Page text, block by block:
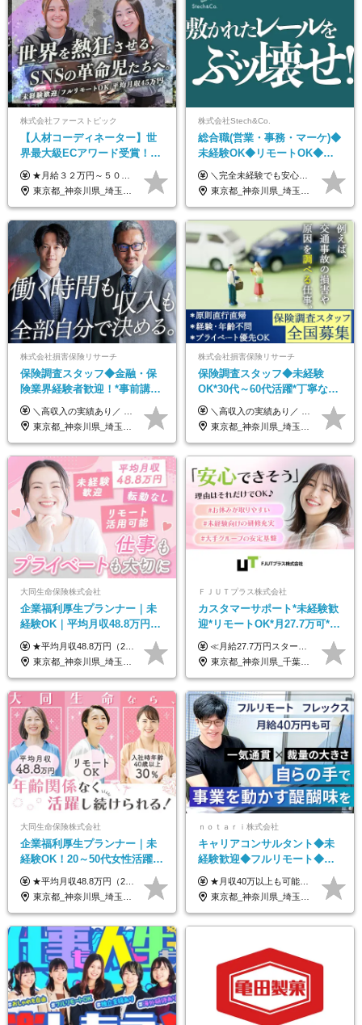
株式会社ファーストピック
【人材コーディネーター】世
界最大級ECアワード受賞！フ
ルリモート／未経験◎／月給
３２万円～／年休１３０日以
上／
★月給３２万円～５０万円＋インセンティブ賞与＋決算賞与★ （30時間の固定残業代、一律月54,750円を含む。超過分は支給） ※経験・スキルを考慮の上、決定 ※昇給：随時あり 【インセンティブについて】 自社サービスを提案し、サービス化した場合、一部の利益をインセンティブとして還元します。 試用期間中（6か月間）は、下記の給与となります。 【一都三県、大阪、名古屋、福岡の方】 月給２４万円～＋役職手当＋インセンティブ賞与 【一都三県以外の関東圏、九州、東北、北海道、その他地域の方】 月給２０万円～＋役職手当＋インセンティブ賞与 ※試用期間6ヶ月 ※試用期間中の待遇・福利厚生に差異はなし
東京都_神奈川県_埼玉県_千葉県_大阪府_愛知県_北海道_青森県_岩手県_宮城県_秋田県_山形県_福島県_茨城県_栃木県_群馬県_静岡県_岐阜県_三重県_兵庫県_京都府_滋賀県_奈良県_和歌山県_広島県_岡山県_鳥取県_島根県_山口県_福岡県_熊本県_佐賀県_長崎県_大分県_宮崎県_鹿児島県
株式会社Stech&Co.
総合職(営業・事務・マーケ)◆
未経験OK◆リモートOK◆学
歴不問◆20代活躍中！
＼完全未経験でも安心して年収UP可能です！／ -------------- 【1】営業 月給25万円～80万円＋賞与 【2】事務 月給21万円～50万円＋賞与 【3】マーケ 月給25万円～80万円＋賞与 ※試用期間3ヶ月間の待遇に変動はありません。 ※みなし残業代(月20時間分29,725円～)を含む。（※超過分は追加支給）
東京都_神奈川県_埼玉県_千葉県_大阪府_愛知県_北海道_青森県_岩手県_宮城県_秋田県_山形県_福島県_茨城県_栃木県_群馬県_新潟県_山梨県_長野県_富山県_石川県_福井県_静岡県_岐阜県_三重県_兵庫県_京都府_滋賀県_奈良県_和歌山県_広島県_岡山県_鳥取県_島根県_山口県_徳島県_香川県_愛媛県_高知県_福岡県_熊本県_佐賀県_長崎県_大分県_宮崎県_鹿児島県_沖縄県
株式会社損害保険リサーチ
保険調査スタッフ◆金融・保
険業界経験者歓迎！*事前講習
あり*30代～60代活躍*調査は
原則直行直帰*高収入可
＼高収入の実績あり／ なかには年収1000万円を超える方もいらっしゃいます！ 【完全出来高報酬制】 ★仕事に慣れるまで収入をサポート 1か月目：報酬が通常の2倍 2か月目：報酬が通常の1.5倍 ※災害に関する業務については、収入サポートの対象外 ※試用期間はありません ＊＊＊業務報酬の例＊＊＊ ・事故原因調査（4箇所確認）…1万5000円～ ・有無責／不正請求疑義調査（自動車案件）…2万円～ ・医療調査（1箇所確認）…1万7000円～ ・書類取付（1箇所訪問）…3000円～ ※上記は目安になります ※実際の報酬は業務報酬に応じた個々のスキル・実績を加味したものになります
東京都_神奈川県_埼玉県_千葉県_大阪府_愛知県_北海道_青森県_岩手県_宮城県_秋田県_山形県_福島県_茨城県_栃木県_群馬県_新潟県_山梨県_長野県_富山県_石川県_福井県_静岡県_岐阜県_三重県_兵庫県_京都府_滋賀県_奈良県_和歌山県_広島県_岡山県_鳥取県_島根県_山口県_徳島県_香川県_愛媛県_高知県_福岡県_熊本県_佐賀県_長崎県_大分県_宮崎県_鹿児島県_沖縄県
株式会社損害保険リサーチ
保険調査スタッフ◆未経験
OK*30代～60代活躍*丁寧な講
習・サポートあり*原則直行直
帰／全国募集・業務委託
＼高収入の実績あり／ なかには年収1000万円を超えるスペシャリストもいらっしゃいます！ 【完全出来高報酬制】 ★仕事に慣れるまで収入をサポート 1か月目：報酬が通常の2倍 2か月目：報酬が通常の1.5倍 ※災害に関する業務については、収入サポートの対象外 ※試用期間はありません ＊＊＊業務報酬の例＊＊＊ ・事故原因調査（4箇所確認）…1万5000円～ ・有無責／不正請求疑義調査（自動車案件）…2万円～ ・医療調査（1箇所確認）…1万7000円～ ・書類取付（1箇所訪問）…3000円～ ※上記は目安になります ※実際の報酬は業務報酬に応じた個々のスキル・実績を加味したものになります
東京都_神奈川県_埼玉県_千葉県_大阪府_愛知県_北海道_青森県_岩手県_宮城県_秋田県_山形県_福島県_茨城県_栃木県_群馬県_新潟県_山梨県_長野県_富山県_石川県_福井県_静岡県_岐阜県_三重県_兵庫県_京都府_滋賀県_奈良県_和歌山県_広島県_岡山県_鳥取県_島根県_山口県_徳島県_香川県_愛媛県_高知県_福岡県_熊本県_佐賀県_長崎県_大分県_宮崎県_鹿児島県_沖縄県
大同生命保険株式会社
企業福利厚生プランナー｜未
経験OK｜平均月収48.8万円｜
リモートOK｜残業ほぼなし｜
転勤なし｜女性活躍中
★平均月収48.8万円（2025年度実績） ★安心の固定給＋賞与年2回＋インセンティブ！手当も充実 月給21万円～23万円＋諸手当＋インセンティブ＋賞与年2回 ※給与は年間平均の税込定例給与です。賞与は含みません。 ※約3週間の研修期間中は日当8000円を支給いたします。 ※試用期間6ヵ月あり（期間中の条件変更なし） ◆東京・神奈川・千葉・埼玉・愛知（一部）・京都・大阪・兵庫（一部）：月給23万円以上 ◆静岡（一部）・三重・岐阜：月給22万円以上 ◆上記以外の地域：月給21万円以上
東京都_神奈川県_埼玉県_千葉県_大阪府_愛知県_北海道_青森県_岩手県_宮城県_秋田県_山形県_福島県_茨城県_栃木県_群馬県_新潟県_山梨県_長野県_富山県_石川県_福井県_静岡県_岐阜県_三重県_兵庫県_京都府_滋賀県_奈良県_和歌山県_広島県_岡山県_鳥取県_島根県_山口県_徳島県_香川県_愛媛県_高知県_福岡県_熊本県_佐賀県_長崎県_大分県_宮崎県_鹿児島県_沖縄県
ＦＪＵＴプラス株式会社
カスタマーサポート*未経験歓
迎*リモートOK*月27.7万可*賞
与年2回*転勤なし*連休
OK/ZE010232
≪月給27.7万円スタートも可／賞与年2回≫ ■月給21万円～27.7万円＋各種手当＋賞与年2回 ※給与は勤務地に応じて変更します ※年齢や経験・スキルなどを考慮して決定します ※時間外手当は全額支給 ※上記は初年度の月給となります ※試用期間3ヶ月（その他待遇に差異はありません） 【固定残業代について】 なし（残業代は、実際の労働時間に応じて別途全額支給）
東京都_神奈川県_千葉県_大阪府_愛知県_北海道_長野県_石川県_広島県_福岡県
大同生命保険株式会社
企業福利厚生プランナー｜未
経験OK！20～50代女性活躍｜
リモートOK｜平均月収48.8万
｜子育て＆介護支援◎
★平均月収48.8万円（2025年度実績） ★安心の固定給＋賞与年2回＋インセンティブ！手当も充実 月給21万円～23万円＋諸手当＋インセンティブ＋賞与年2回 ※給与は年間平均の税込定例給与です。賞与は含みません。 ※約3週間の研修期間中は日当8000円を支給いたします。 ※試用期間6ヵ月あり（期間中の条件変更なし） ◆東京・神奈川・千葉・埼玉・愛知（一部）・京都・大阪・兵庫（一部）：月給23万円以上 ◆静岡（一部）・三重・岐阜：月給22万円以上 ◆上記以外の地域：月給21万円以上
東京都_神奈川県_埼玉県_千葉県_大阪府_愛知県_北海道_青森県_岩手県_宮城県_秋田県_山形県_福島県_茨城県_栃木県_群馬県_新潟県_山梨県_長野県_富山県_石川県_福井県_静岡県_岐阜県_三重県_兵庫県_京都府_滋賀県_奈良県_和歌山県_広島県_岡山県_鳥取県_島根県_山口県_徳島県_香川県_愛媛県_高知県_福岡県_熊本県_佐賀県_長崎県_大分県_宮崎県_鹿児島県_沖縄県
ｎｏｔａｒｉ株式会社
キャリアコンサルタント◆未
経験歓迎◆フルリモート◆フ
レックス制◆10時出勤・16時
退勤も可◆残業月10時間以内
★月収40万以上も可能！ ★能力・スキル・経験を考慮した年収額を設定します ■月給20万円～40万円＋決算賞与 ※経験・スキルを考慮のうえ決定します ※給与にはみなし残業代40時間分を含む。そのほか詳細に関しては別途面接時にご説明します ※試用期間3ヵ月あり。期間中の雇用形態・条件などに差異はありません
東京都_神奈川県_埼玉県_千葉県_大阪府_愛知県_北海道_青森県_岩手県_宮城県_秋田県_山形県_福島県_茨城県_栃木県_群馬県_新潟県_山梨県_長野県_富山県_石川県_福井県_静岡県_岐阜県_三重県_兵庫県_京都府_滋賀県_奈良県_和歌山県_広島県_岡山県_鳥取県_島根県_山口県_徳島県_香川県_愛媛県_高知県_福岡県_熊本県_佐賀県_長崎県_大分県_宮崎県_鹿児島県_沖縄県